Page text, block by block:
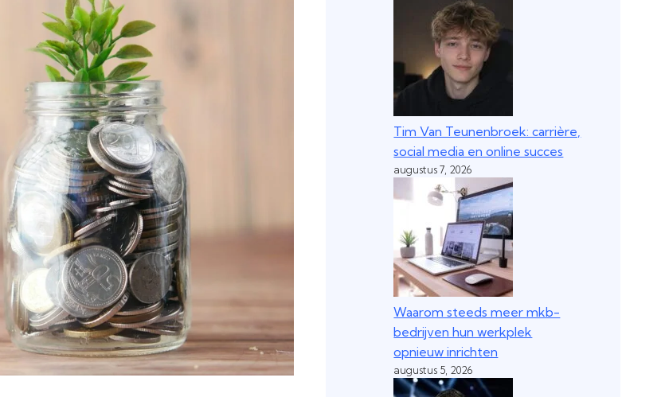
Tim Van Teunenbroek: carrière,
social media en online succes
augustus 7, 2026
Waarom steeds meer mkb-
bedrijven hun werkplek
opnieuw inrichten
augustus 5, 2026